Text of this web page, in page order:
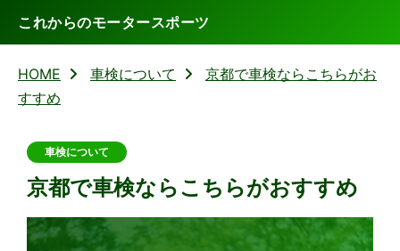
これからのモータースポーツ
HOME 車検について
京都で車検ならこちらがお
すすめ
車検について
京都で車検ならこちらがおすすめ